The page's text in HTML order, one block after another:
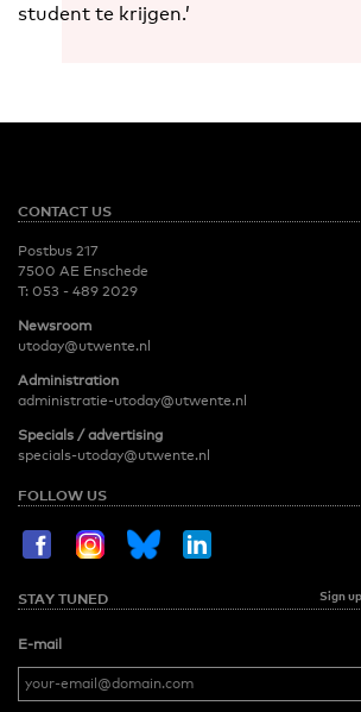
student te krijgen.’
CONTACT US
Postbus 217
7500 AE Enschede
T: 053 - 489 2029
Newsroom
utoday@utwente.nl
Administration
administratie-utoday@utwente.nl
Specials / advertising
specials-utoday@utwente.nl
FOLLOW US
STAY TUNED Sign
E-mail